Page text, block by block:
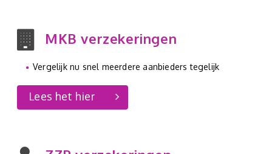
MKB verzekeringen
Vergelijk nu snel meerdere aanbieders tegelijk
Lees het hier